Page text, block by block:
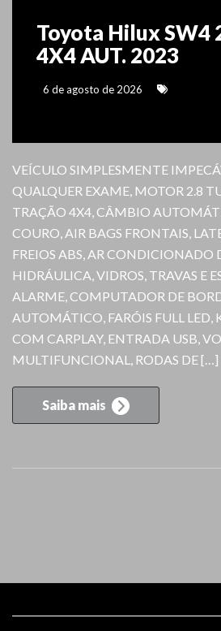
Toyota Hilux SW4
4X4 AUT. 2023
6 de agosto de 2026
VEÍCULO SIMPLESMENTE
QUALQUER EXAME, MOTOR 2.8
TRAÇÃO 4X4, CÂMBIO
COURO, AIR BAGS FRONTAIS,
FREIOS ABS, AR CONDICIONADO
HIDRÁULICA, VIDROS, TRAVAS E
ALARME, COMPUTADOR DE
AUTOMÁTICO, FARÓIS FULL
COM CARPLAY, ENTRADA USB,
MULTIFUNCIONAL, RODAS DE […]
Saiba mais